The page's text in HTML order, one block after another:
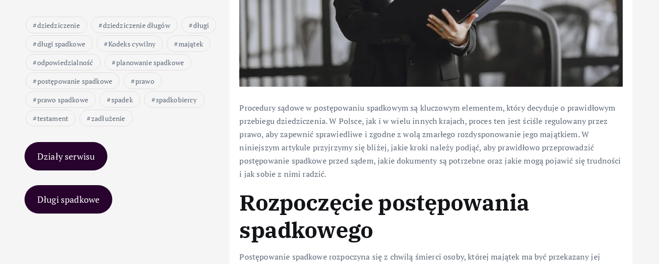
dziedziczenie dziedziczenie długów
długi
długi spadkowe
Kodeks cywilny
majątek
odpowiedzialność
planowanie spadkowe
postępowanie spadkowe
prawo
prawo spadkowe
spadek
spadkobiercy
testament
zadłużenie
Działy serwisu
Długi spadkowe
Procedury sądowe w postępowaniu spadkowym są kluczowym elementem, który decyduje o prawidłowym
przebiegu dziedziczenia. W Polsce, jak i w wielu innych krajach, proces ten jest ściśle regulowany przez
prawo, aby zapewnić sprawiedliwe i zgodne z wolą zmarłego rozdysponowanie jego majątkiem. W
niniejszym artykule przyjrzymy się bliżej, jakie kroki należy podjąć, aby prawidłowo przeprowadzić
postępowanie spadkowe przed sądem, jakie dokumenty są potrzebne oraz jakie mogą pojawić się trudności
i jak sobie z nimi radzić.
Rozpoczęcie postępowania
spadkowego
Postępowanie spadkowe rozpoczyna się z chwilą śmierci osoby, której majątek ma być przekazany jej